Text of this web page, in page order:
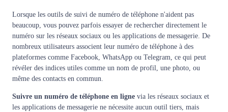
Lorsque les outils de suivi de numéro de téléphone n'aident pas
beaucoup, vous pouvez parfois essayer de rechercher directement le
numéro sur les réseaux sociaux ou les applications de messagerie. De
nombreux utilisateurs associent leur numéro de téléphone à des
plateformes comme Facebook, WhatsApp ou Telegram, ce qui peut
révéler des indices utiles comme un nom de profil, une photo, ou
même des contacts en commun.
Suivre un numéro de téléphone en ligne via les réseaux sociaux et
les applications de messagerie ne nécessite aucun outil tiers, mais